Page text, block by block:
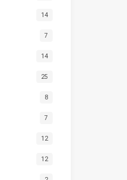
14
7
14
25
8
7
12
12